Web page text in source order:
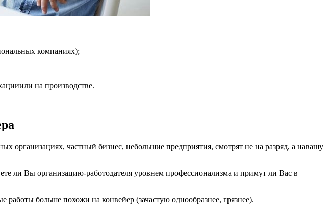
компаниях);
на производстве.
организациях, частный бизнес, небольшие предприятия, смотрят не на разряд, а навашу
ли Вы организацию-работодателя уровнем профессионализма и примут ли Вас в
работы больше похожи на конвейер (зачастую однообразнее, грязнее).